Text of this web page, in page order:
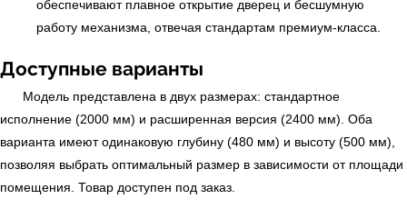
обеспечивают плавное открытие дверец и бесшумную
работу механизма, отвечая стандартам премиум-класса.
Доступные варианты
Модель представлена в двух размерах: стандартное
исполнение (2000 мм) и расширенная версия (2400 мм). Оба
варианта имеют одинаковую глубину (480 мм) и высоту (500 мм),
позволяя выбрать оптимальный размер в зависимости от площади
помещения. Товар доступен под заказ.